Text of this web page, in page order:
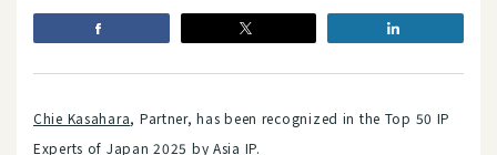
Chie Kasahara, Partner, has been recognized in the Top 50 IP
Experts of Japan 2025 by Asia IP.